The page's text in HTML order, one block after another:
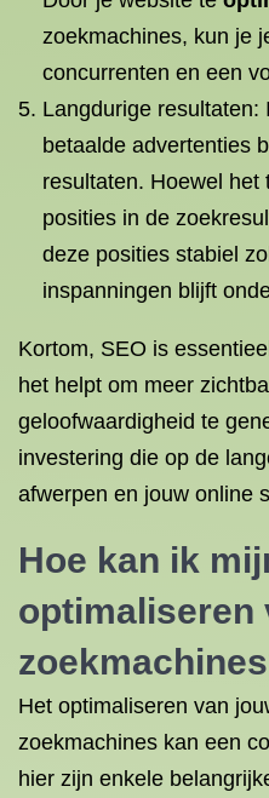
zoekmachines, kun je
concurrenten en een
Langdurige resultaten:
betaalde advertenties
resultaten. Hoewel het
posities in de
deze posities stabiel
inspanningen blijft
Kortom, SEO is
het helpt om meer
geloofwaardigheid te
investering die op de
afwerpen en jouw online
Hoe kan ik
optimaliseren
zoekmachines
Het optimaliseren van
zoekmachines kan een
hier zijn enkele